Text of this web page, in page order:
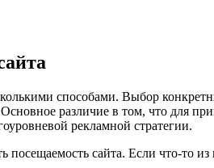
способами. Выбор
различие в том, что для
рекламной стратегии.
сайта. Если что-то